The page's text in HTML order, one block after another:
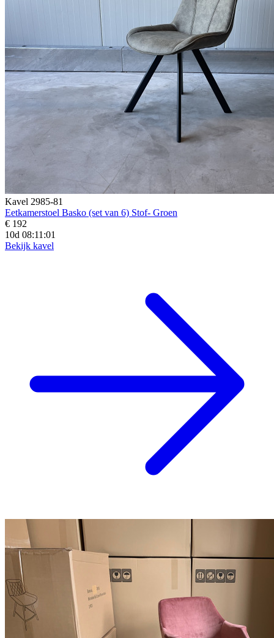
Kavel 2985-81
Eetkamerstoel Basko (set van 6) Stof- Groen
€ 192
10d 08:10:59
Bekijk kavel